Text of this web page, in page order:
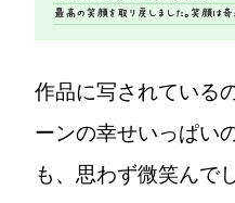
作品に写されている
ーンの幸せいっぱい
も、思わず微笑んで